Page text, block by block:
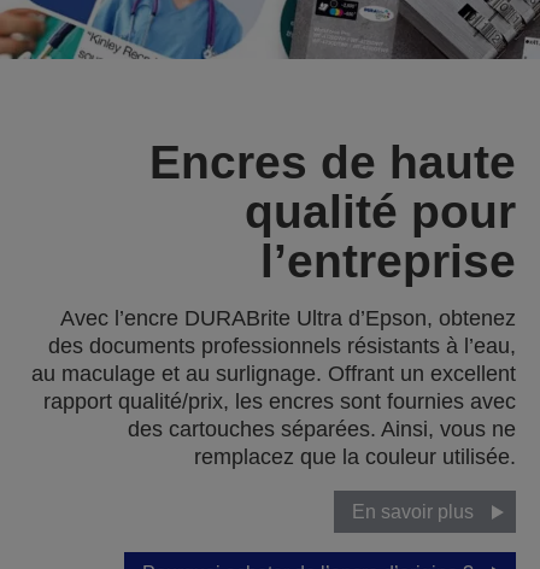
Encres de haute
qualité pour
l’entreprise
Avec l’encre DURABrite Ultra d’Epson, obtenez
des documents professionnels résistants à l’eau,
au maculage et au surlignage. Offrant un excellent
rapport qualité/prix, les encres sont fournies avec
des cartouches séparées. Ainsi, vous ne
remplacez que la couleur utilisée.
En savoir plus